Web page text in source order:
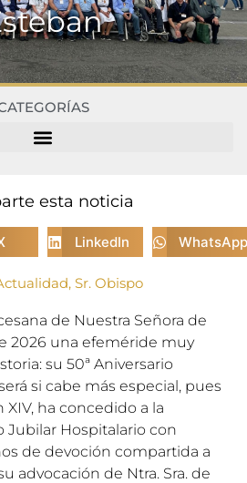
esta noticia
LinkedIn WhatsApp
, Sr. Obispo
de Nuestra Señora de
2026 una efeméride muy
su 50ª Aniversario
si cabe más especial, pues
XIV, ha concedido a la
Jubilar Hospitalario con
de devoción compartida a
advocación de Ntra. Sra. de